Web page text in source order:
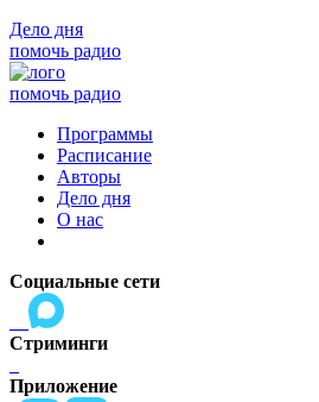
Дело дня
помочь радио
помочь радио
Программы
Расписание
Авторы
Дело дня
О нас
Социальные сети
Стриминги
Приложение